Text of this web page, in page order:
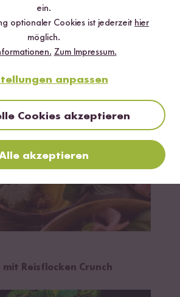
mit Bio Hana Matcha
mit Reisflocken Crunch
ein.
optionaler Cookies ist jederzeit hier
möglich.
Zum Impressum.
anpassen
Cookies akzeptieren
akzeptieren